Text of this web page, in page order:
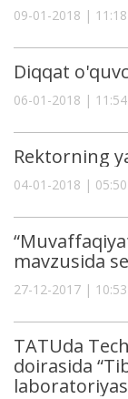
09-01-2018 | 11:18
Diqqat
06-01-2018 | 11:54
Rektorning
04-01-2018 | 05:50
mavzusida
27-12-2017 | 10:53
TATUda
doirasida